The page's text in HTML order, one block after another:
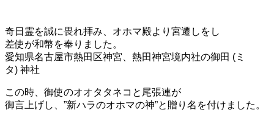
奇日霊を誠に畏れ拝み、オホマ殿より宮遷しをし
差使が和幣を奉りました。
愛知県名古屋市熱田区神宮、熱田神宮境内社の御田 (ミ
タ) 神社
この時、御使のオオタタネコと尾張連が
御言上げし、”新ハラのオホマの神”と贈り名を付けました。